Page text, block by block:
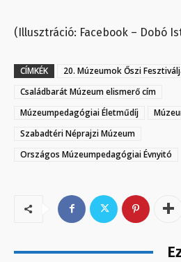
(Illusztráció: Facebook – Dobó
CÍMKÉK
20. Múzeumok Őszi
Családbarát Múzeum elismerő cím
Múzeumpedagógiai Életműdíj
Szabadtéri Néprajzi Múzeum
Országos Múzeumpedagógiai Évnyitó